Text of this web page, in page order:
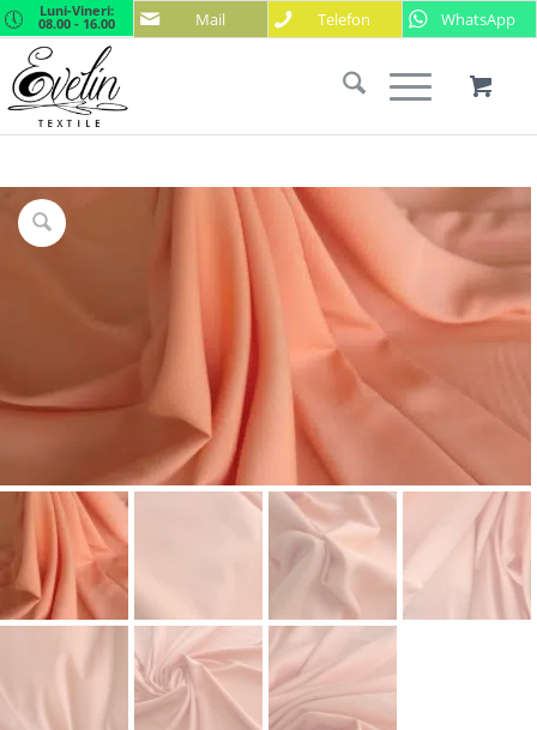
Mail Telefon WhatsApp
Luni-Vineri:
08.00 - 16.00